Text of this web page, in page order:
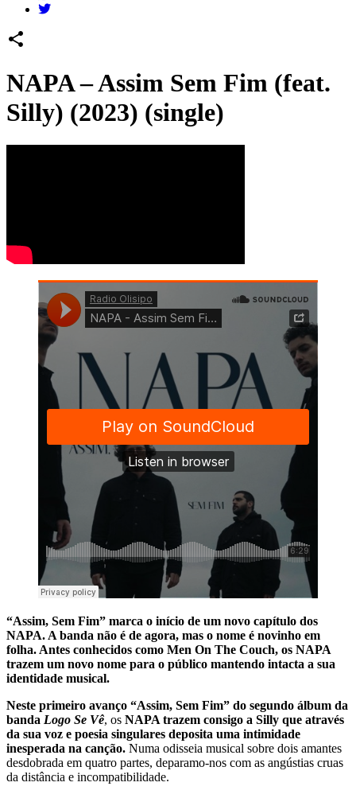
share
NAPA – Assim Sem Fim (feat.
Silly) (2023) (single)
“Assim, Sem Fim” marca o início de um novo capítulo dos
NAPA. A banda não é de agora, mas o nome é novinho em
folha. Antes conhecidos como Men On The Couch, os NAPA
trazem um novo nome para o público mantendo intacta a sua
identidade musical.
Neste primeiro avanço “Assim, Sem Fim” do segundo álbum da
banda Logo Se Vê, os NAPA trazem consigo a Silly que através
da sua voz e poesia singulares deposita uma intimidade
inesperada na canção. Numa odisseia musical sobre dois amantes
desdobrada em quatro partes, deparamo-nos com as angústias cruas
da distância e incompatibilidade.